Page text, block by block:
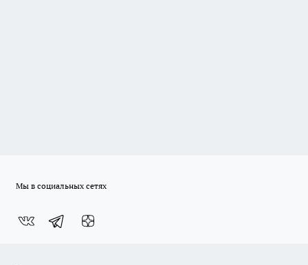
Мы в социальных сетях